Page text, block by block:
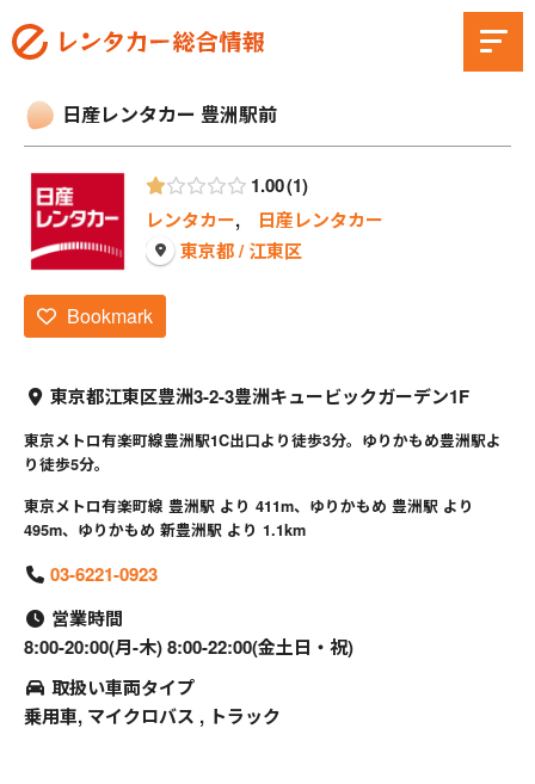
日産レンタカー 豊洲駅前
1.00 1
レンタカー, 日産レンタカー
東京都 / 江東区
Bookmark
東京都江東区豊洲3-2-3豊洲キュービックガーデン1F
東京メトロ有楽町線豊洲駅1C出口より徒歩3分。ゆりかもめ豊洲駅よ
り徒歩5分。
東京メトロ有楽町線 豊洲駅 より 411m、ゆりかもめ 豊洲駅 より
495m、ゆりかもめ 新豊洲駅 より 1.1km
03-6221-0923
営業時間
8:00-20:00(月-木) 8:00-22:00(金土日・祝)
取扱い車両タイプ
乗用車, マイクロバス , トラック